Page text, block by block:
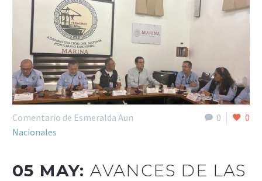
0 0
Comentario de Esmeralda Aun
Nacionales
05 MAY:AVANCES DE LAS